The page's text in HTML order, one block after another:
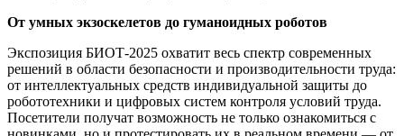
От умных экзоскелетов до гуманоидных роботов
Экспозиция БИОТ-2025 охватит весь спектр современных
решений в области безопасности и производительности труда:
от интеллектуальных средств индивидуальной защиты до
робототехники и цифровых систем контроля условий труда.
Посетители получат возможность не только ознакомиться с